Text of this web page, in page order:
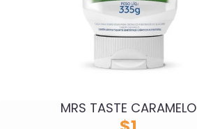
MRS TASTE CARAMELO